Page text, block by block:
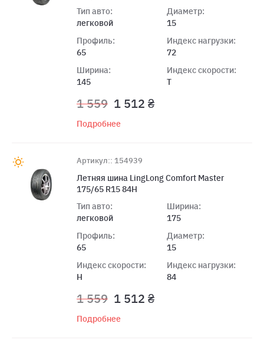
Тип авто:
легковой
Профиль:
65
Ширина:
145
Диаметр:
15
Индекс нагрузки:
72
Индекс скорости:
T
1 559 1 512 ₴
Подробнее
Артикул:: 154939
Летняя шина LingLong Comfort Master
175/65 R15 84H
Тип авто:
легковой
Профиль:
65
Индекс скорости:
H
Ширина:
175
Диаметр:
15
Индекс нагрузки:
84
1 559 1 512 ₴
Подробнее